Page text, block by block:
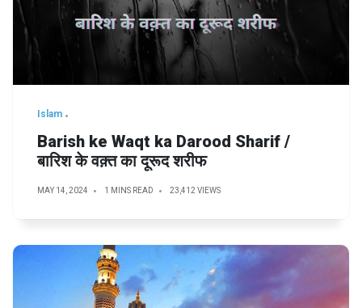
Islam
Barish ke Waqt ka Darood Sharif /
बारिश के वक़्त का दूरूद शरीफ
MAY 14, 2024 1 MINS READ 23,412 VIEWS